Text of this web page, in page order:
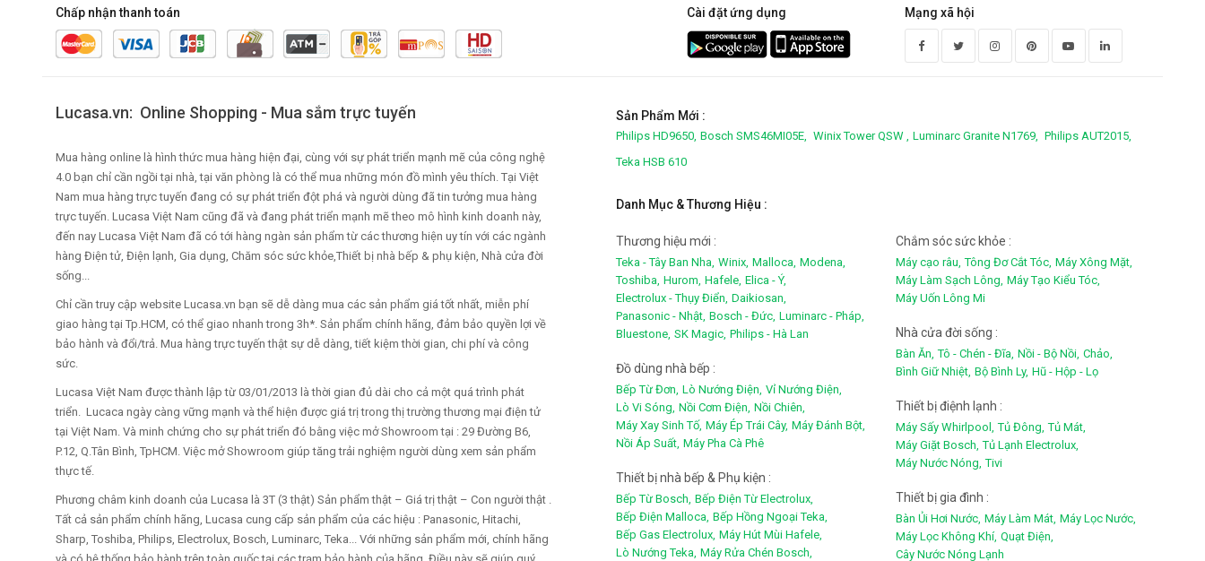
Chấp nhận thanh toán Mạng xã hội
Cài đặt ứng dụng
Lucasa.vn: Online Shopping - Mua sắm trực tuyến
Mua hàng online là hình thức mua hàng hiện đại, cùng với sự phát triển mạnh mẽ của công nghệ
4.0 bạn chỉ cần ngồi tại nhà, tại văn phòng là có thể mua những món đồ mình yêu thích. Tại Việt
Nam mua hàng trực tuyến đang có sự phát triển đột phá và người dùng đã tin tưởng mua hàng
trực tuyến. Lucasa Việt Nam cũng đã và đang phát triển mạnh mẽ theo mô hình kinh doanh này,
đến nay Lucasa Việt Nam đã có tới hàng ngàn sản phẩm từ các thương hiện uy tín với các ngành
hàng Điện tử, Điện lạnh, Gia dụng, Chăm sóc sức khỏe,Thiết bị nhà bếp & phụ kiện, Nhà cửa đời
sống...
Chỉ cần truy cập website Lucasa.vn bạn sẽ dễ dàng mua các sản phẩm giá tốt nhất, miễn phí
giao hàng tại Tp.HCM, có thể giao nhanh trong 3h*. Sản phẩm chính hãng, đảm bảo quyền lợi về
bảo hành và đổi/trả. Mua hàng trực tuyến thật sự dễ dàng, tiết kiệm thời gian, chi phí và công
sức.
Lucasa Việt Nam được thành lập từ 03/01/2013 là thời gian đủ dài cho cả một quá trình phát
triển. Lucaca ngày càng vững mạnh và thể hiện được giá trị trong thị trường thương mại điện tử
tại Việt Nam. Và minh chứng cho sự phát triển đó bằng việc mở Showroom tại : 29 Đường B6,
P.12, Q.Tân Bình, TpHCM. Việc mở Showroom giúp tăng trải nghiệm người dùng xem sản phẩm
thực tế.
Phương châm kinh doanh của Lucasa là 3T (3 thật) Sản phẩm thật – Giá trị thật – Con người thật .
Tất cả sản phẩm chính hãng, Lucasa cung cấp sản phẩm của các hiệu : Panasonic, Hitachi,
Sharp, Toshiba, Philips, Electrolux, Bosch, Luminarc, Teka... Với những sản phẩm mới, chính hãng
Sản Phẩm Mới :
Philips HD9650, Bosch SMS46MI05E, Winix Tower QSW , Luminarc Granite N1769, Philips AUT2015,
Teka HSB 610
Danh Mục & Thương Hiệu :
Thương hiệu mới :
Teka - Tây Ban Nha, Winix, Malloca, Modena,
Toshiba, Hurom, Hafele, Elica - Ý,
Electrolux - Thụy Điển, Daikiosan,
Panasonic - Nhật, Bosch - Đức, Luminarc - Pháp,
Bluestone, SK Magic, Philips - Hà Lan
Đồ dùng nhà bếp :
Bếp Từ Đơn, Lò Nướng Điện, Vỉ Nướng Điện,
Lò Vi Sóng, Nồi Cơm Điện, Nồi Chiên,
Máy Xay Sinh Tố, Máy Ép Trái Cây, Máy Đánh Bột,
Nồi Áp Suất, Máy Pha Cà Phê
Thiết bị nhà bếp & Phụ kiện :
Bếp Từ Bosch, Bếp Điện Từ Electrolux,
Bếp Điện Malloca, Bếp Hồng Ngoại Teka,
Bếp Gas Electrolux, Máy Hút Mùi Hafele,
Lò Nướng Teka, Máy Rửa Chén Bosch,
Chắm sóc sức khỏe :
Máy cạo râu, Tông Đơ Cắt Tóc, Máy Xông Mặt,
Máy Làm Sạch Lông, Máy Tạo Kiểu Tóc,
Máy Uốn Lông Mi
Nhà cửa đời sống :
Bàn Ăn, Tô - Chén - Đĩa, Nồi - Bộ Nồi, Chảo,
Bình Giữ Nhiệt, Bộ Bình Ly, Hũ - Hộp - Lọ
Thiết bị điệnh lạnh :
Máy Sấy Whirlpool, Tủ Đông, Tủ Mát,
Máy Giặt Bosch, Tủ Lạnh Electrolux,
Máy Nước Nóng, Tivi
Thiết bị gia đình :
Bàn Ủi Hơi Nước, Máy Làm Mát, Máy Lọc Nước,
Máy Lọc Không Khí, Quạt Điện,
Cây Nước Nóng Lạnh